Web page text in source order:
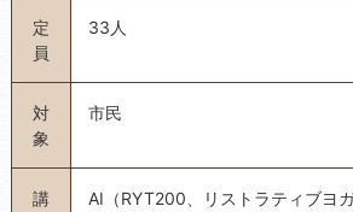
定
員
33人
対
象
市民
講
AI（RYT200、リストラティブヨ